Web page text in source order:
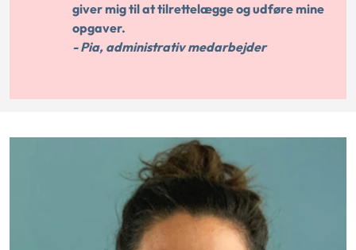
giver mig til at tilrettelægge og udføre mine
opgaver.
- Pia, administrativ medarbejder